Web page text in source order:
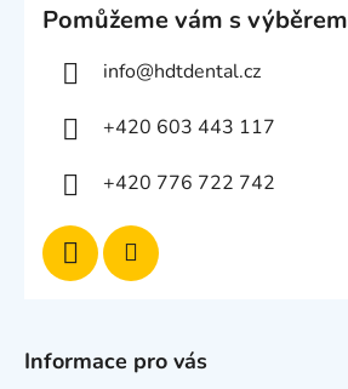
Pomůžeme vám s výběrem
info@hdtdental.cz
+420 603 443 117
+420 776 722 742
Informace pro vás